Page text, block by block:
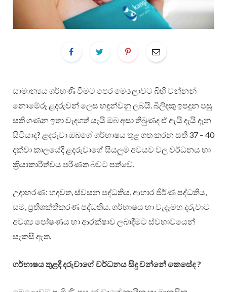
සාමාන්‍යය ගර්භණී වීමට පෙර මෙලොවට බිහි වන්නන්
නොමේරූ ළදරුවන් ලෙස හඳුන්වනු ලබයි. බිලිඳකු ඉපදුන පසු
සති ගණන ඉතා වැදගත් යැයි ඔබ අසා තිබුණද ඒ ඇයි දැයි දැන
සිටියාද? ළදරුවා ඔබගේ ගර්භාෂය තුළ ගත කරන සති 37 – 40
දක්වා කාලයේදී ළදරුවාගේ සියලු‍ම අවයව වල වර්ධනය හා
ක්‍රියාකාරීත්වය පරිණත බවට පත්වේ.
උදාහරණ: හදවත, ස්වසන පද්ධතිය, ආහාර ජීර්ණ පද්ධතිය,
සම, ප්‍රතිශක්තිකරණ පද්ධතිය. ගර්භාෂය හා වැදෑමහ දරුවාට
අවශ්‍ය පෝෂණය හා ආරක්ෂාව ලබාදීමට ස්වභාවයෙන්
සැකසී ඇත.
ගර්භාෂය තුළදී දරුවාගේ වර්ධනය සිදු වන්නේ කෙසේද ?